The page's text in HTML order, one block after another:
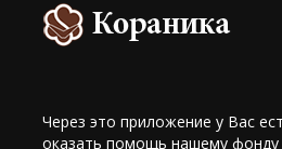
Через это приложение у Вас
оказать помощь нашему